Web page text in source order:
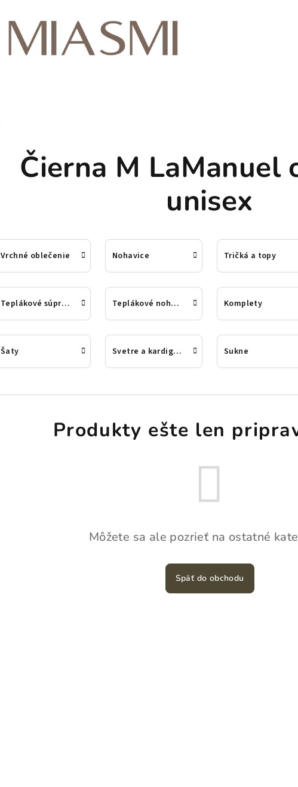
Čierna M LaManuel
unisex
Vrchné oblečenie Nohavice Tričká a topy
Teplákové súpravy Teplákové nohavice Komplety
Šaty Svetre a kardigany Sukne
Produkty ešte len
Môžete sa ale pozrieť na ostatné
Späť do obchodu